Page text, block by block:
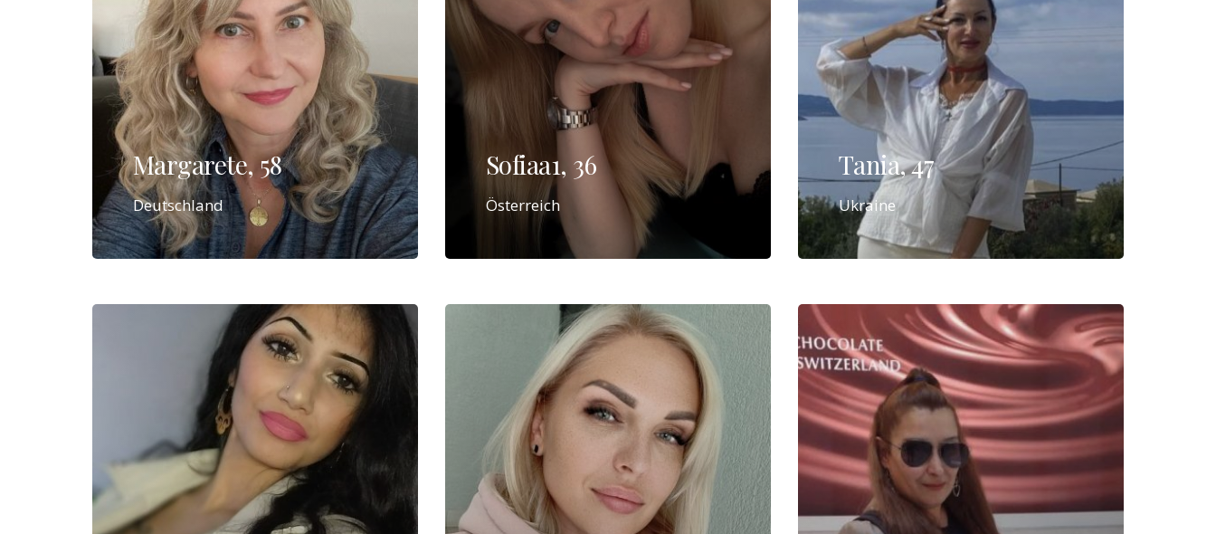
Margarete, 58
Deutschland
Sofiaa1, 36
Österreich
Tania, 47
Ukraine